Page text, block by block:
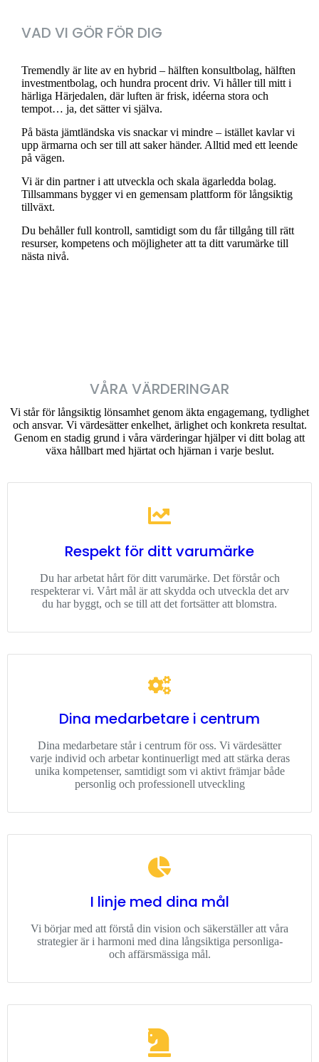
VAD VI GÖR FÖR DIG
Tremendly är lite av en hybrid – hälften konsultbolag, hälften
investmentbolag, och hundra procent driv. Vi håller till mitt i
härliga Härjedalen, där luften är frisk, idéerna stora och
tempot… ja, det sätter vi själva.
På bästa jämtländska vis snackar vi mindre – istället kavlar vi
upp ärmarna och ser till att saker händer. Alltid med ett leende
på vägen.
Vi är din partner i att utveckla och skala ägarledda bolag.
Tillsammans bygger vi en gemensam plattform för långsiktig
tillväxt.
Du behåller full kontroll, samtidigt som du får tillgång till rätt
resurser, kompetens och möjligheter att ta ditt varumärke till
nästa nivå.
VÅRA VÄRDERINGAR
Vi står för långsiktig lönsamhet genom äkta engagemang, tydlighet
och ansvar. Vi värdesätter enkelhet, ärlighet och konkreta resultat.
Genom en stadig grund i våra värderingar hjälper vi ditt bolag att
växa hållbart med hjärtat och hjärnan i varje beslut.
Respekt för ditt varumärke
Du har arbetat hårt för ditt varumärke. Det förstår och
respekterar vi. Vårt mål är att skydda och utveckla det arv
du har byggt, och se till att det fortsätter att blomstra.
Dina medarbetare i centrum
Dina medarbetare står i centrum för oss. Vi värdesätter
varje individ och arbetar kontinuerligt med att stärka deras
unika kompetenser, samtidigt som vi aktivt främjar både
personlig och professionell utveckling
I linje med dina mål
Vi börjar med att förstå din vision och säkerställer att våra
strategier är i harmoni med dina långsiktiga personliga-
och affärsmässiga mål.